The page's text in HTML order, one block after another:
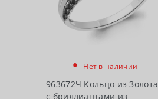
• Нет в наличии
963672Ч Кольцо из Золота
с бриллиантами из